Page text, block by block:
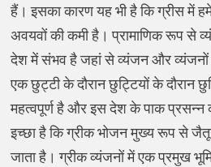
हैं। इसका कारण यह भी है कि ग्रीस में
अवयवों की कमी है। प्रामाणिक रूप से
देश में संभव है जहां से व्यंजन और व्यंजनों
एक छुट्टी के दौरान छुट्टियों के दौरान
महत्वपूर्ण है और इस देश के पाक प्रसन्न
इच्छा है कि ग्रीक भोजन मुख्य रूप से जैतून
जाता है। ग्रीक व्यंजनों में एक प्रमुख